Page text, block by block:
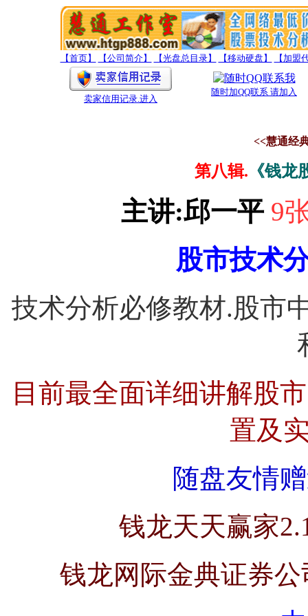
【首页】 【公司简介】 【光盘总目录】 【移动硬盘】 【加盟
卖家信用记录.进入
随时加QQ联系 请加入
<<慧通经
第八辑. 《钱龙
主讲:邱一平 9
股市技术
技术分析必修教材.股市
目前最全面详细讲解股
置及
随盘友情
钱龙天天赢家
钱龙网际金典证券